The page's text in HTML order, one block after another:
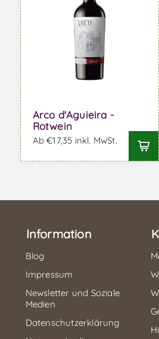
Arco d'Aguieira -
Rotwein
Ab €17,35 inkl. MwSt.
Information
Blog
Impressum
Newsletter und Soziale
Medien
Datenschutzerklärung